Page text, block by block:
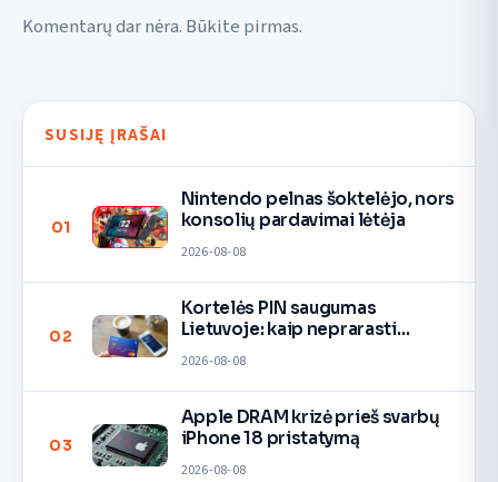
Komentarų dar nėra. Būkite pirmas.
SUSIJĘ ĮRAŠAI
01
Nintendo pelnas šoktelėjo, nors
konsolių pardavimai lėtėja
2026-08-08
02
Kortelės PIN saugumas
Lietuvoje: kaip neprarasti
2026-08-08
03
Apple DRAM krizė prieš svarbų
iPhone 18 pristatymą
2026-08-08